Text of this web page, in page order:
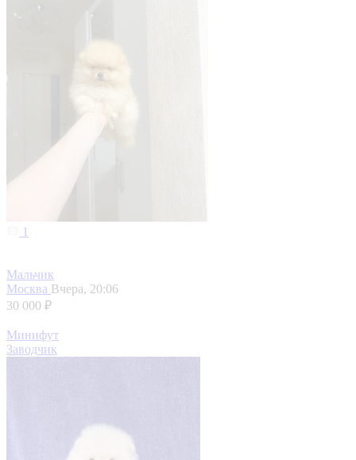
1
Мальчик
Москва Вчера, 20:06
30 000 ₽
Минифут
Заводчик